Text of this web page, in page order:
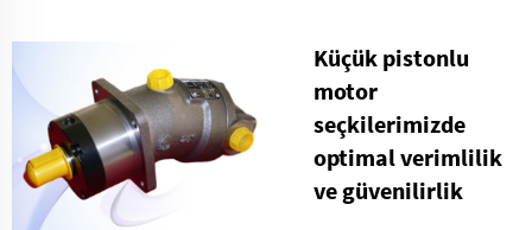
Küçük pistonlu
motor
seçkilerimizde
optimal verimlilik
ve güvenilirlik